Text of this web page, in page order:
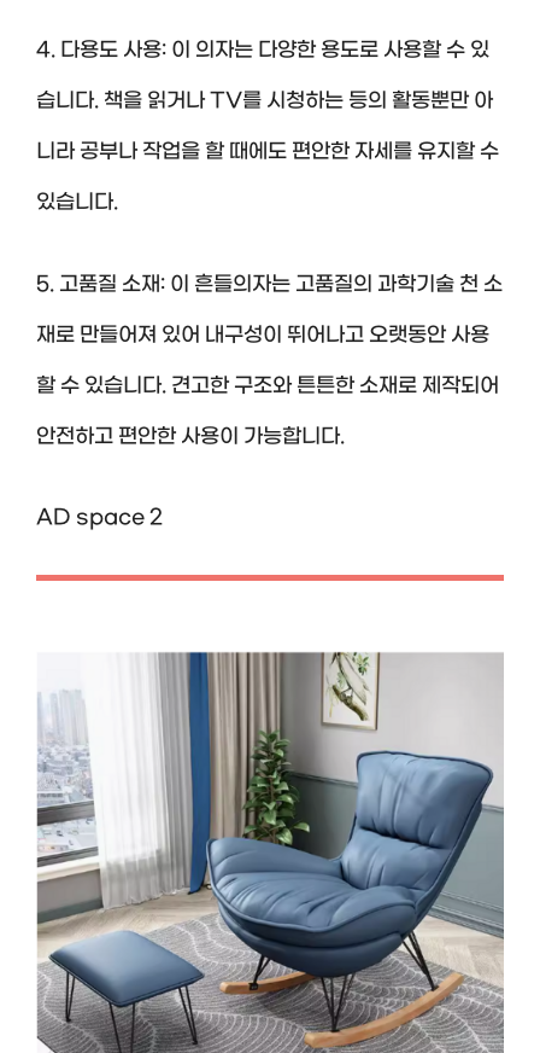
4. 다용도 사용: 이 의자는 다양한 용도로 사용할 수 있
습니다. 책을 읽거나 TV를 시청하는 등의 활동뿐만 아
니라 공부나 작업을 할 때에도 편안한 자세를 유지할 수
있습니다.
5. 고품질 소재: 이 흔들의자는 고품질의 과학기술 천 소
재로 만들어져 있어 내구성이 뛰어나고 오랫동안 사용
할 수 있습니다. 견고한 구조와 튼튼한 소재로 제작되어
안전하고 편안한 사용이 가능합니다.
AD space 2